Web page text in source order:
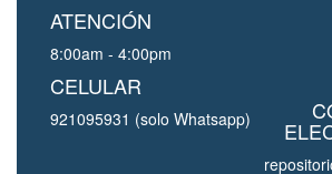
ATENCIÓN
8:00am - 4:00pm
CELULAR
921095931 (solo Whatsapp)